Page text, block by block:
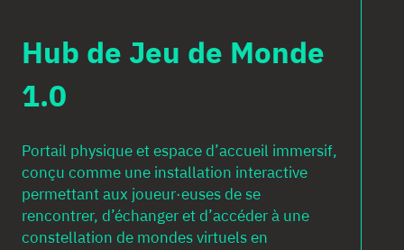
Hub de Jeu de Monde
1.0
Portail physique et espace d’accueil immersif,
conçu comme une installation interactive
permettant aux joueur·euses de se
rencontrer, d’échanger et d’accéder à une
constellation de mondes virtuels en